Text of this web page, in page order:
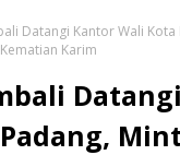
Datangi Kantor Wali Kota
Karim